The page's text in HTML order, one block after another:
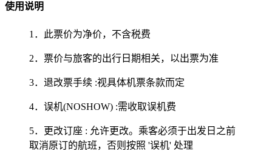
使用说明
1．此票价为净价，不含税费
2．票价与旅客的出行日期相关，以出票为准
3．退改票手续 :视具体机票条款而定
4．误机(NOSHOW) :需收取误机费
5．更改订座 : 允许更改。乘客必须于出发日之前
取消原订的航班，否则按照 '误机' 处理